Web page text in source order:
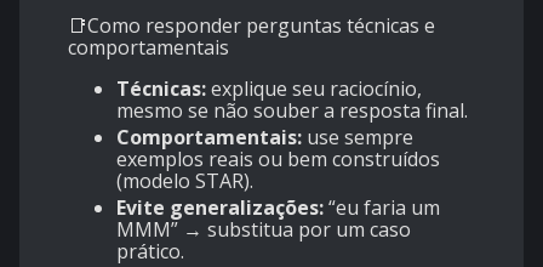
📑Como responder perguntas técnicas e
comportamentais
Técnicas:explique seu raciocínio,
mesmo se não souber a resposta final.
Comportamentais: use sempre
exemplos reais ou bem construídos
(modelo STAR).
Evite generalizações:“eu faria um
MMM” → substitua por um caso
prático.